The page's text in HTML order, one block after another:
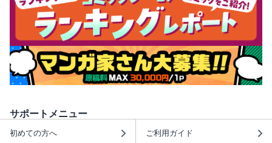
サポートメニュー
初めての方へ ご利用ガイド